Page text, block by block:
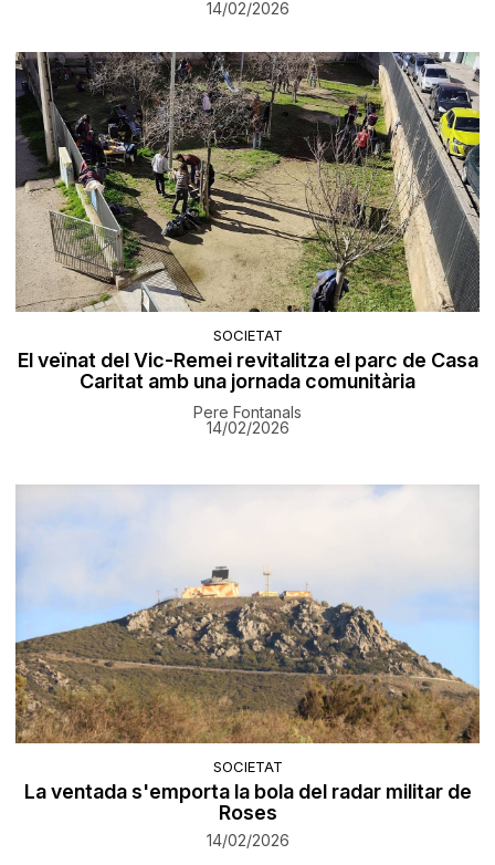
14/02/2026
SOCIETAT
El veïnat del Vic-Remei revitalitza el parc de Casa
Caritat amb una jornada comunitària
Pere Fontanals
14/02/2026
SOCIETAT
La ventada s'emporta la bola del radar militar de
Roses
14/02/2026